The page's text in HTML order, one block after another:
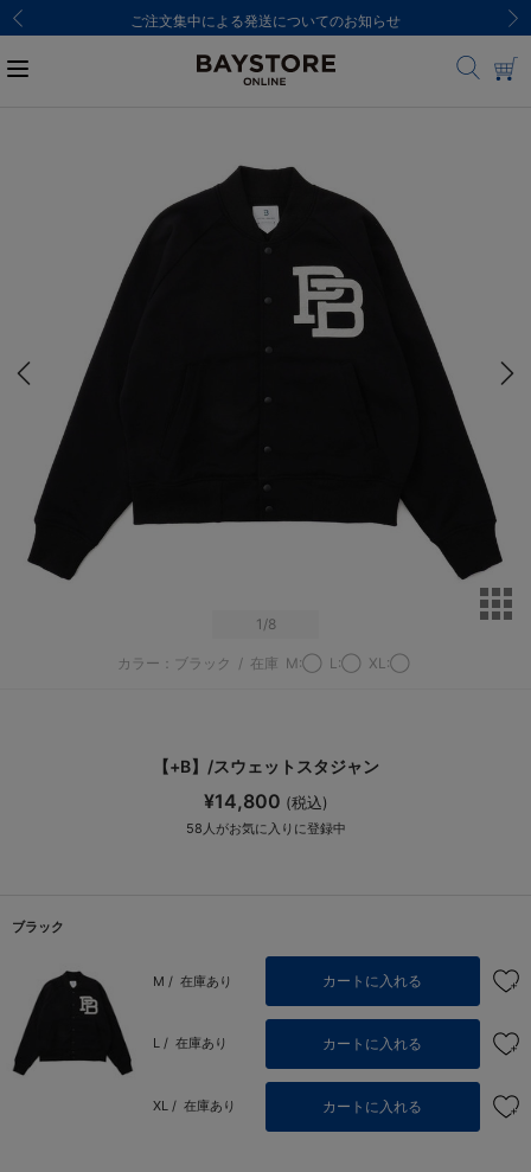
ご注文集中による発送についてのお知らせ
1 /8
カラー：ブラック / 在庫 M:◯ L:◯ XL:◯
【+B】/スウェットスタジャン
¥14,800 (税込)
58 人がお気に入りに登録中
ブラック
M / 在庫あり カートに入れる
L / 在庫あり カートに入れる
XL / 在庫あり カートに入れる